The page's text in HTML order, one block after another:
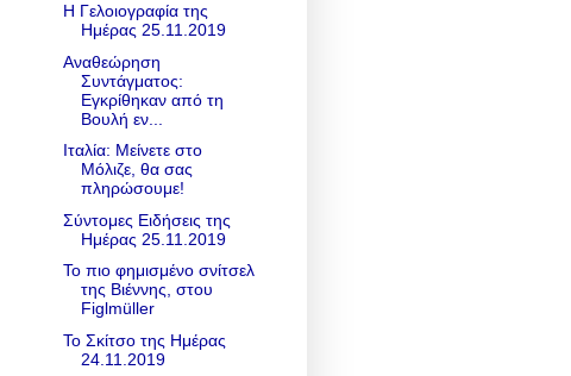
Η Γελοιογραφία της
Ημέρας 25.11.2019
Αναθεώρηση
Συντάγματος:
Εγκρίθηκαν από τη
Βουλή εν...
Ιταλία: Μείνετε στο
Μόλιζε, θα σας
πληρώσουμε!
Σύντομες Ειδήσεις της
Ημέρας 25.11.2019
Το πιο φημισμένο σνίτσελ
της Βιέννης, στου
Figlmüller
Το Σκίτσο της Ημέρας
24.11.2019